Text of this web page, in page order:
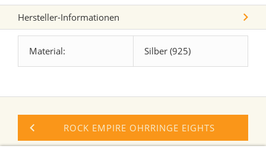
Hersteller-Informationen
Material: Silber (925)
ROCK EMPIRE OHRRINGE EIGHTS